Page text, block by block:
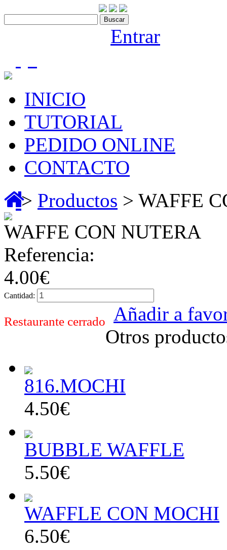
Entrar
INICIO
TUTORIAL
PEDIDO ONLINE
CONTACTO
> Productos > WAFFE
WAFFE CON NUTERA
Referencia:
4.00€
Cantidad:
Restaurante cerrado
Añadir a
Otros
816.MOCHI
4.50€
BUBBLE WAFFLE
5.50€
WAFFLE CON MOCHI
6.50€